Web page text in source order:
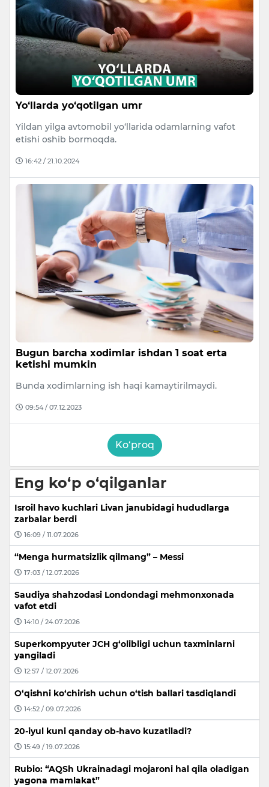
Yo‘llarda yo‘qotilgan umr
Yildan yilga avtomobil yo‘llarida odamlarning vafot
etishi oshib bormoqda.
16:42 / 21.10.2024
Bugun barcha xodimlar ishdan 1 soat erta
ketishi mumkin
Bunda xodimlarning ish haqi kamaytirilmaydi.
09:54 / 07.12.2023
Ko‘proq
Eng ko‘p o‘qilganlar
Isroil havo kuchlari Livan janubidagi hududlarga
zarbalar berdi
16:09 / 11.07.2026
“Menga hurmatsizlik qilmang” – Messi
17:03 / 12.07.2026
Saudiya shahzodasi Londondagi mehmonxonada
vafot etdi
14:10 / 24.07.2026
Superkompyuter JCH g‘olibligi uchun taxminlarni
yangiladi
12:57 / 12.07.2026
O‘qishni ko‘chirish uchun o‘tish ballari tasdiqlandi
14:52 / 09.07.2026
20-iyul kuni qanday ob-havo kuzatiladi?
15:49 / 19.07.2026
Rubio: “AQSh Ukrainadagi mojaroni hal qila oladigan
yagona mamlakat”